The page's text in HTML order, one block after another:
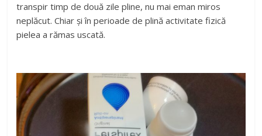
transpir timp de două zile pline, nu mai eman miros
neplăcut. Chiar și în perioade de plină activitate fizică
pielea a rămas uscată.